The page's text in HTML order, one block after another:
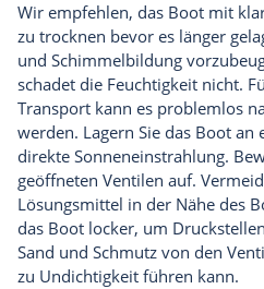
Wir empfehlen, das Boot mit
zu trocknen bevor es länger
und Schimmelbildung
schadet die Feuchtigkeit nicht.
Transport kann es problemlos
werden. Lagern Sie das Boot
direkte Sonneneinstrahlung.
geöffneten Ventilen auf.
Lösungsmittel in der Nähe des
das Boot locker, um
Sand und Schmutz von den
zu Undichtigkeit führen kann.